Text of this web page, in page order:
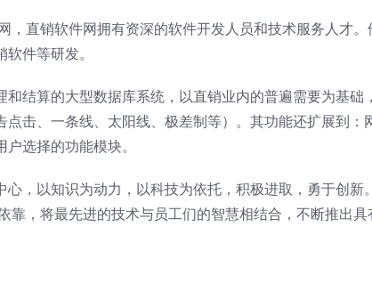
直销软件网拥有资深的软件开发人员和技术服务人才。
件等研发。
结算的大型数据库系统，以直销业内的普遍需要为基础
击、一条线、太阳线、极差制等）。其功能还扩展到：
选择的功能模块。
，以知识为动力，以科技为依托，积极进取，勇于创新
靠，将最先进的技术与员工们的智慧相结合，不断推出